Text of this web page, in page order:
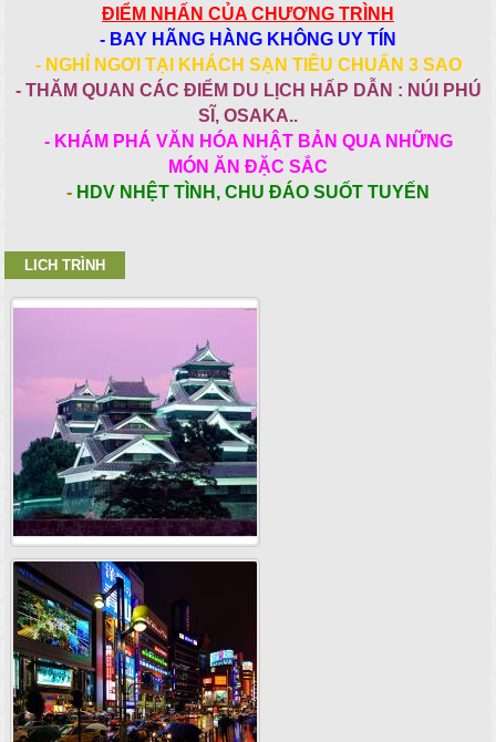
ĐIỂM NHẤN CỦA CHƯƠNG TRÌNH
- BAY HÃNG HÀNG KHÔNG UY TÍN
- NGHỈ NGƠI TẠI KHÁCH SẠN TIÊU CHUẨN 3 SAO
- THĂM QUAN CÁC ĐIỂM DU LỊCH HẤP DẪN : NÚI PHÚ
SĨ, OSAKA..
- KHÁM PHÁ VĂN HÓA NHẬT BẢN QUA NHỮNG
MÓN ĂN ĐẶC SẮC
- HDV NHỆT TÌNH, CHU ĐÁO SUỐT TUYẾN
LICH TRÌNH